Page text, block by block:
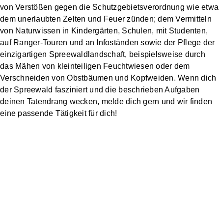
von Verstößen gegen die Schutzgebietsverordnung wie etwa
dem unerlaubten Zelten und Feuer zünden; dem Vermitteln
von Naturwissen in Kindergärten, Schulen, mit Studenten,
auf Ranger-Touren und an Infoständen sowie der Pflege der
einzigartigen Spreewaldlandschaft, beispielsweise durch
das Mähen von kleinteiligen Feuchtwiesen oder dem
Verschneiden von Obstbäumen und Kopfweiden. Wenn dich
der Spreewald fasziniert und die beschrieben Aufgaben
deinen Tatendrang wecken, melde dich gern und wir finden
eine passende Tätigkeit für dich!